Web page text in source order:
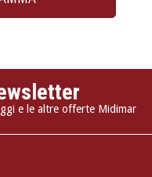
e le altre offerte Midimar